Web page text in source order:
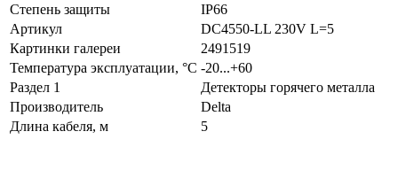
Степень защиты
IP66
Артикул
DC4550-LL 230V L=5
Картинки галереи
2491519
Температура эксплуатации, °С -20...+60
Раздел 1
Детекторы горячего металла
Производитель
Delta
Длина кабеля, м
5